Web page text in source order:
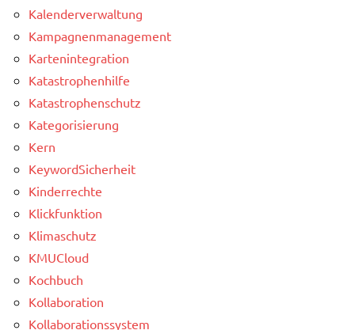
Kalenderverwaltung
Kampagnenmanagement
Kartenintegration
Katastrophenhilfe
Katastrophenschutz
Kategorisierung
Kern
KeywordSicherheit
Kinderrechte
Klickfunktion
Klimaschutz
KMUCloud
Kochbuch
Kollaboration
Kollaborationssystem